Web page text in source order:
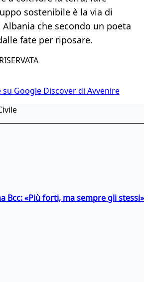
sostenibile è la via di
che secondo un poeta
fate per riposare.
su Google Discover di Avvenire
Bcc: «Più forti, ma sempre gli stessi»